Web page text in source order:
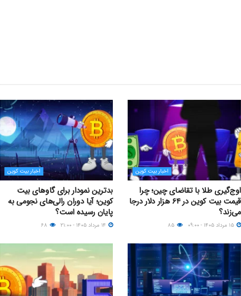
اخبار بیت کوین
اوج‌گیری طلا با تقاضای چین؛ چرا
قیمت بیت کوین در ۶۴ هزار دلار درجا
می‌زند؟
اخبار بیت کوین
بدترین نمودار برای گاوهای بیت
کوین؛ آیا دوران رالی‌های نجومی به
پایان رسیده است؟